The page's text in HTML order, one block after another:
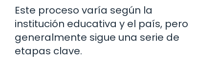
Este proceso varía según la
institución educativa y el país, pero
generalmente sigue una serie de
etapas clave.